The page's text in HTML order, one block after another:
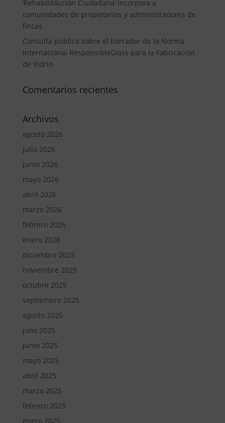
‘RehabilitAcción Ciudadana’ incorpora a
comunidades de propietarios y administradores de
fincas
Consulta pública sobre el borrador de la Norma
Internacional ResponsibleGlass para la Fabricación
de Vidrio
Comentarios recientes
Archivos
agosto 2026
julio 2026
junio 2026
mayo 2026
abril 2026
marzo 2026
febrero 2026
enero 2026
diciembre 2025
noviembre 2025
octubre 2025
septiembre 2025
agosto 2025
julio 2025
junio 2025
mayo 2025
abril 2025
marzo 2025
febrero 2025
enero 2025